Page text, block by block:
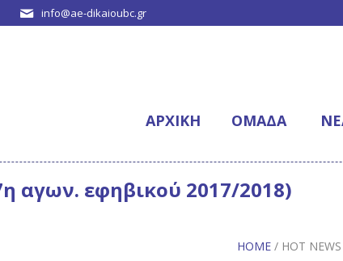
info@ae-dikaioubc.gr
ΑΡΧΙΚΉ ΟΜΆΔΑ
αγων. εφηβικού 2017/2018)
HOME / HOT NEWS